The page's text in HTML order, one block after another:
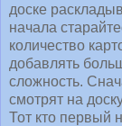
доске
начала
количество
добавлять
сложность.
смотрят на
Тот кто первый